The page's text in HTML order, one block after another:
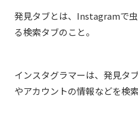
発見タブとは、Instagramで
る検索タブのこと。
インスタグラマーは、発見タ
やアカウントの情報などを検索